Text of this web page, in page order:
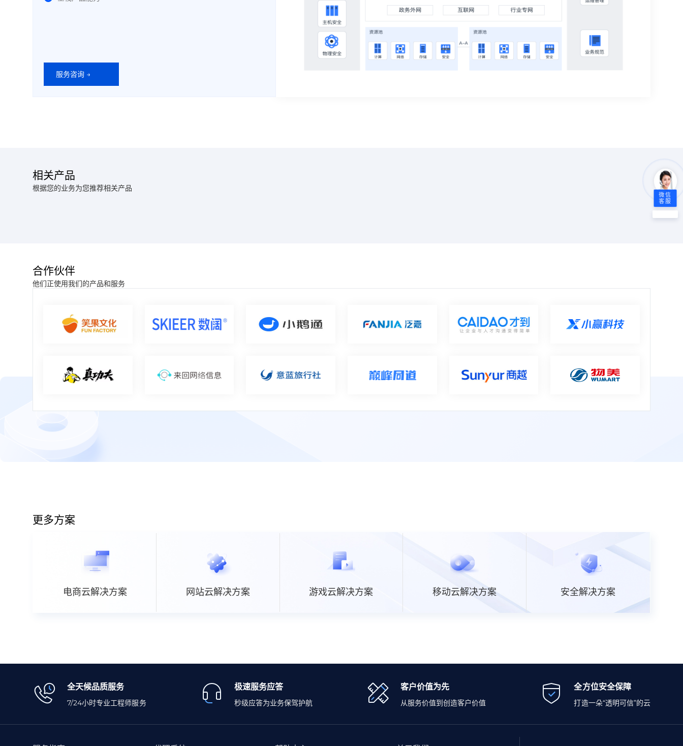
服务咨询 →
相关产品
根据您的业务为您推荐相关产品
合作伙伴
他们正使用我们的产品和服务
更多方案
电商云解决方案 网站云解决方案 游戏云解决方案 移动云解决方案 安全解决方案
全天候品质服务
7/24小时专业工程师服务
极速服务应答
秒级应答为业务保驾护航
客户价值为先
从服务价值到创造客户价值
全方位安全保障
打造一朵“透明可信”的云
微信
客服